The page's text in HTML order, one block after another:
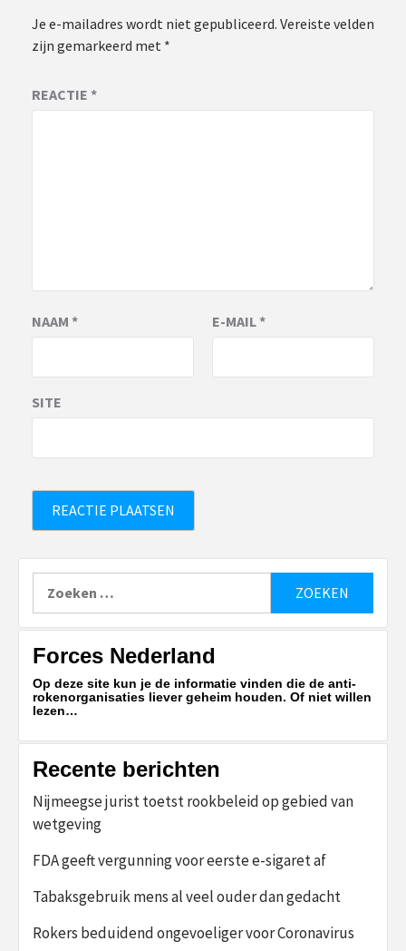
Je e-mailadres wordt niet gepubliceerd. Vereiste velden
zijn gemarkeerd met *
REACTIE *
NAAM * E-MAIL*
SITE
naar:
Forces Nederland
Op deze site kun je de informatie vinden die de anti-
rokenorganisaties liever geheim houden. Of niet willen
lezen…
Recente berichten
Nijmeegse jurist toetst rookbeleid op gebied van
wetgeving
FDA geeft vergunning voor eerste e-sigaret af
Tabaksgebruik mens al veel ouder dan gedacht
Rokers beduidend ongevoeliger voor Coronavirus